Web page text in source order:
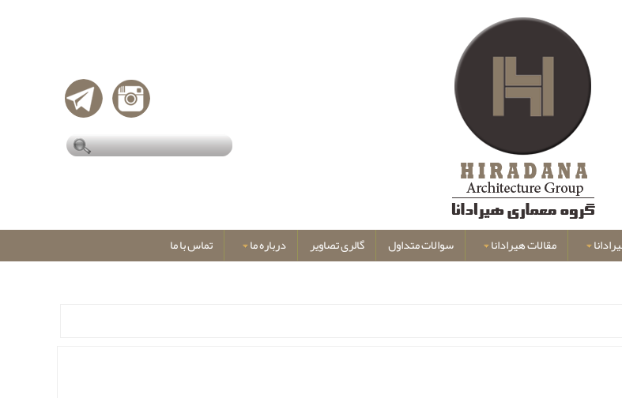
مقالات هیرادانا سوالات متداول گالری تصاویر درباره ما تماس با ما